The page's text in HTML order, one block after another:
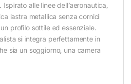
. Ispirato alle linee dell’aeronautica,
lastra metallica senza cornici
profilo sottile ed essenziale.
si integra perfettamente in
sia un soggiorno, una camera